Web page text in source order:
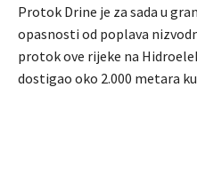
Protok Drine je za sada u
opasnosti od poplava
protok ove rijeke na
dostigao oko 2.000 metara